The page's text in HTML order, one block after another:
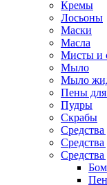
Кремы
Лосьоны
Маски
Масла
Мисты и
Мыло
Мыло
Пены
Пудры
Скрабы